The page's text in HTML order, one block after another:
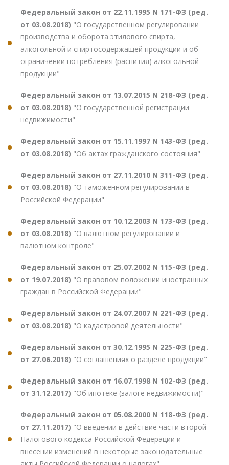
Федеральный закон от 22.11.1995 N 171-ФЗ (ред.
от 03.08.2018) "О государственном регулировании
производства и оборота этилового спирта,
алкогольной и спиртосодержащей продукции и об
ограничении потребления (распития) алкогольной
продукции"
Федеральный закон от 13.07.2015 N 218-ФЗ (ред.
от 03.08.2018) "О государственной регистрации
недвижимости"
Федеральный закон от 15.11.1997 N 143-ФЗ (ред.
от 03.08.2018) "Об актах гражданского состояния"
Федеральный закон от 27.11.2010 N 311-ФЗ (ред.
от 03.08.2018) "О таможенном регулировании в
Российской Федерации"
Федеральный закон от 10.12.2003 N 173-ФЗ (ред.
от 03.08.2018) "О валютном регулировании и
валютном контроле"
Федеральный закон от 25.07.2002 N 115-ФЗ (ред.
от 19.07.2018) "О правовом положении иностранных
граждан в Российской Федерации"
Федеральный закон от 24.07.2007 N 221-ФЗ (ред.
от 03.08.2018) "О кадастровой деятельности"
Федеральный закон от 30.12.1995 N 225-ФЗ (ред.
от 27.06.2018) "О соглашениях о разделе продукции"
Федеральный закон от 16.07.1998 N 102-ФЗ (ред.
от 31.12.2017) "Об ипотеке (залоге недвижимости)"
Федеральный закон от 05.08.2000 N 118-ФЗ (ред.
от 27.11.2017) "О введении в действие части второй
Налогового кодекса Российской Федерации и
внесении изменений в некоторые законодательные